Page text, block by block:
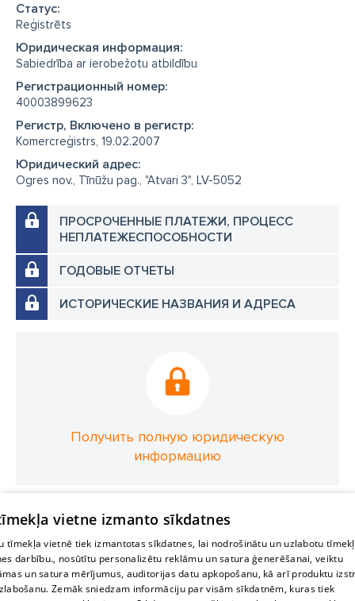
Cтатус:
Reģistrēts
Юридическая информация:
Sabiedrība ar ierobežotu atbildību
Регистрационный номер:
40003899623
Регистр, Включено в регистр:
Komercreģistrs, 19.02.2007
Юридический адрес:
Ogres nov., Tīnūžu pag., "Atvari 3", LV-5052
ПРОСРОЧЕННЫЕ ПЛАТЕЖИ, ПРОЦЕСС
НЕПЛАТЕЖЕСПОСОБНОСТИ
ГОДОВЫЕ ОТЧЕТЫ
ИСТОРИЧЕСКИЕ НАЗВАНИЯ И АДРЕСА
Получить полную юридическую
информацию
vietne izmanto sīkdatnes
tīmekļa vietnē tiek izmantotas sīkdatnes, lai nodrošinātu un uzlabotu
darbību., nosūtītu personalizētu reklāmu un satura ģenerēšanai, veiktu
un satura mērījumus, auditorijas datu apkopošanu, kā arī produktu
Zemāk sniedzam informāciju par visām sīkdatnēm, kuras tiek